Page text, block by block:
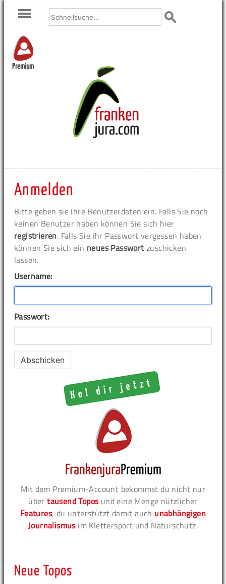
Premium
Anmelden
Bitte geben sie Ihre Benutzerdaten ein. Falls Sie noch
keinen Benutzer haben können Sie sich hier
registrieren. Falls Sie ihr Passwort vergessen haben
können Sie sich ein neues Passwort zuschicken
lassen.
Username:
Passwort:
Mit dem Premium-Account bekommst du nicht nur
übertausend Toposund eine Menge nützlicher
Features, du unterstützt damit auch unabhängigen
Journalismusim Klettersport und Naturschutz.
Neue Topos